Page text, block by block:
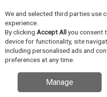
Skip to content
Menu
Home SZIVÁRGÁSVIZSGÁLAT
We have disabled this video as
cookies which this video uses
We and selected third parties use
experience.
By clicking Accept Allyou consent
device for functionality, site
including personalised ads and
preferences at any time.
Manage